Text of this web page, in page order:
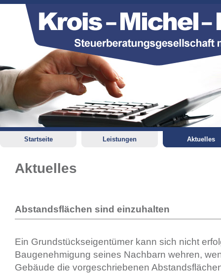
Startseite Leistungen Aktuelles
Aktuelles
Abstandsflächen sind einzuhalten
Ein Grundstückseigentümer kann sich nicht
Baugenehmigung seines Nachbarn wehren,
Gebäude die vorgeschriebenen